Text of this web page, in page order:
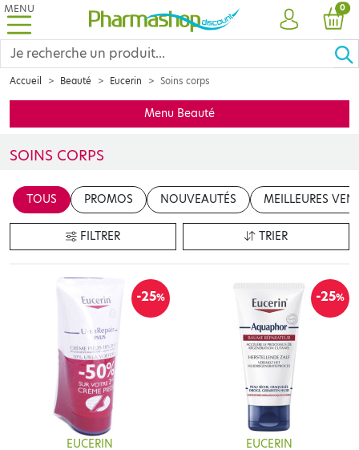
MENU
COMPTE
0
Accueil Beauté Eucerin Soins corps
Menu Beauté
SOINS CORPS
TOUS
PROMOS NOUVEAUTÉS MEILLEURES
FILTRER TRIER
-25%
EUCERIN
-25%
EUCERIN